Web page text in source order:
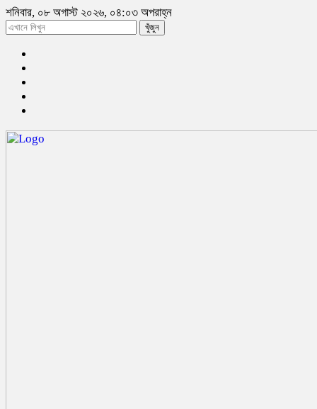
শনিবার, ০৮ অগাস্ট ২০২৬, ০৪:০৩ অপরাহ্ন
খুঁজুন